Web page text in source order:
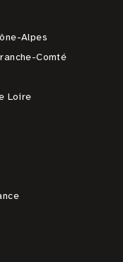
Alpes
Comté
Loire